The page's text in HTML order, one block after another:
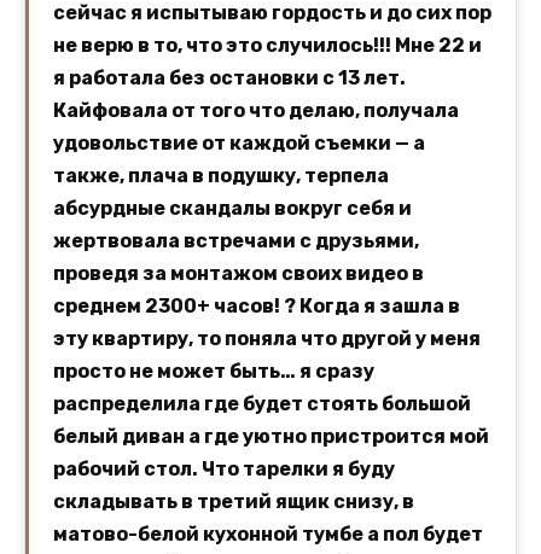
сейчас я испытываю гордость и до сих пор
не верю в то, что это случилось!!! Мне 22 и
я работала без остановки с 13 лет.
Кайфовала от того что делаю, получала
удовольствие от каждой съемки — а
также, плача в подушку, терпела
абсурдные скандалы вокруг себя и
жертвовала встречами с друзьями,
проведя за монтажом своих видео в
среднем 2300+ часов! ? Когда я зашла в
эту квартиру, то поняла что другой у меня
просто не может быть… я сразу
распределила где будет стоять большой
белый диван а где уютно пристроится мой
рабочий стол. Что тарелки я буду
складывать в третий ящик снизу, в
матово-белой кухонной тумбе а пол будет